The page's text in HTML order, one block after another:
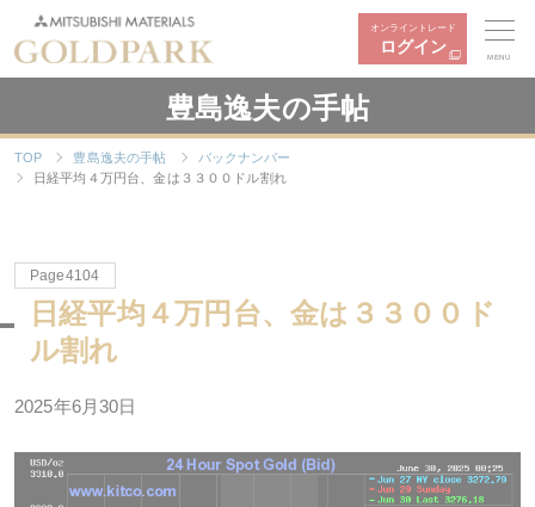
オンライントレード
ログイン
MENU
豊島逸夫の手帖
TOP 豊島逸夫の手帖
バックナンバー
日経平均４万円台、金は３３００ドル割れ
Page4104
日経平均４万円台、金は３３００ド
ル割れ
2025年6月30日